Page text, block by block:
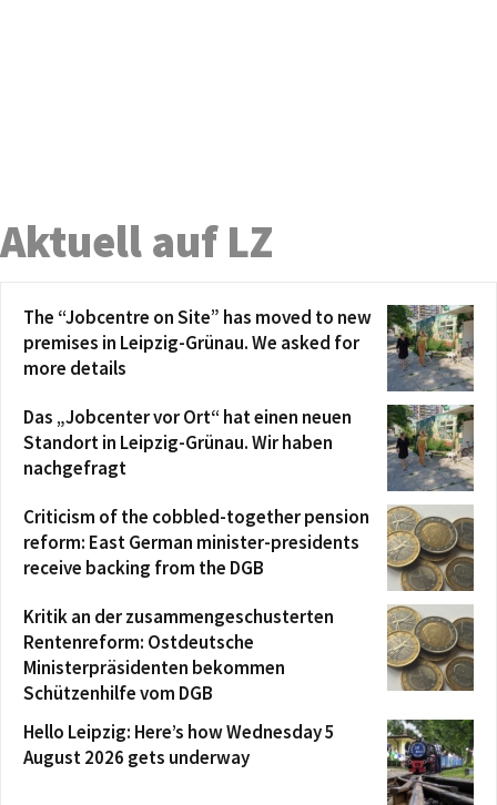
Aktuell auf LZ
The “Jobcentre on Site” has moved to new
premises in Leipzig-Grünau. We asked for
more details
Das „Jobcenter vor Ort“ hat einen neuen
Standort in Leipzig-Grünau. Wir haben
nachgefragt
Criticism of the cobbled-together pension
reform: East German minister-presidents
receive backing from the DGB
Kritik an der zusammengeschusterten
Rentenreform: Ostdeutsche
Ministerpräsidenten bekommen
Schützenhilfe vom DGB
Hello Leipzig: Here’s how Wednesday 5
August 2026 gets underway